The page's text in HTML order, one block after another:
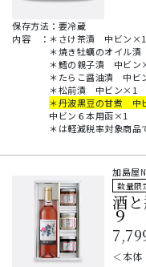
保存方法：要冷蔵
内容 ： ＊さけ茶漬 中ビン×1
＊焼き牡蠣のオイル
＊鱈の親子漬 中ビン
＊たらこ醤油漬 中ビ
＊松前漬 中ビン×1
＊丹波黒豆の甘煮 中
中ビン６本用函×1
＊は軽減税率対象商品
加島屋
数量限
酒
９
＜本体